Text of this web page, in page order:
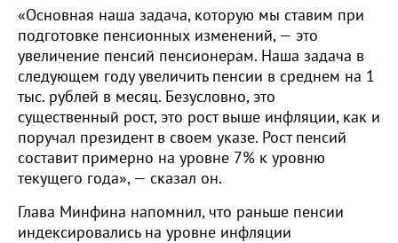
«Основная наша задача, которую мы ставим при
подготовке пенсионных изменений, — это
увеличение пенсий пенсионерам. Наша задача в
следующем году увеличить пенсии в среднем на 1
тыс. рублей в месяц. Безусловно, это
существенный рост, это рост выше инфляции, как и
поручал президент в своем указе. Рост пенсий
составит примерно на уровне 7% к уровню
текущего года», — сказал он.
Глава Минфина напомнил, что раньше пенсии
индексировались на уровне инфляции